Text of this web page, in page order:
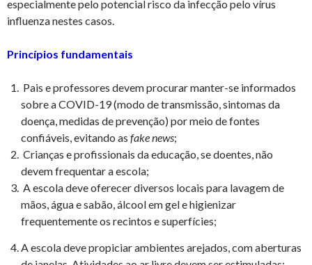
especialmente pelo potencial risco da infecção pelo vírus
influenza nestes casos.
Princípios fundamentais
Pais e professores devem procurar manter-se informados
sobre a COVID-19 (modo de transmissão, sintomas da
doença, medidas de prevenção) por meio de fontes
confiáveis, evitando as fake news;
Crianças e profissionais da educação, se doentes, não
devem frequentar a escola;
A escola deve oferecer diversos locais para lavagem de
mãos, água e sabão, álcool em gel e higienizar
frequentemente os recintos e superfícies;
A escola deve propiciar ambientes arejados, com aberturas